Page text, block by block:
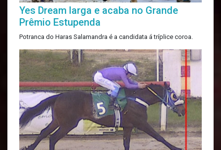
Yes Dream larga e acaba no Grande
Prêmio Estupenda
Potranca do Haras Salamandra é a candidata á tríplice coroa.